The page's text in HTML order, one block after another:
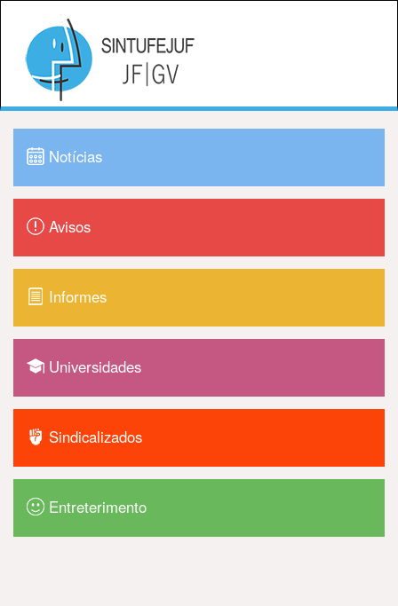
Notícias
Avisos
Informes
Universidades
Sindicalizados
Entreterimento